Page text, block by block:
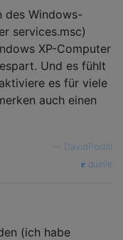
des Windows-
services.msc)
XP-Computer
Und es fühlt
es für viele
auch einen
DavidPostill
quelle
(ich habe